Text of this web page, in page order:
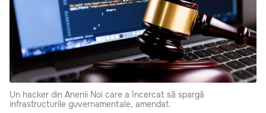
Un hacker din Anenii Noi care a încercat să spargă
infrastructurile guvernamentale, amendat.